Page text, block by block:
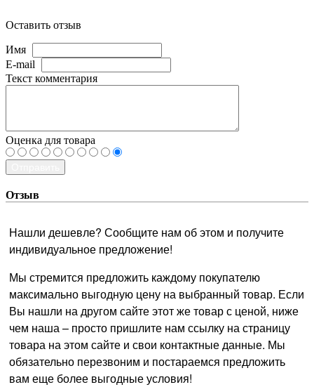
Оставить отзыв
Имя
E-mail
Текст комментария
Оценка для товара
Отзыв
Нашли дешевле? Сообщите нам об этом и получите
индивидуальное предложение!
Мы стремится предложить каждому покупателю
максимально выгодную цену на выбранный товар. Если
Вы нашли на другом сайте этот же товар с ценой, ниже
чем наша – просто пришлите нам ссылку на страницу
товара на этом сайте и свои контактные данные. Мы
обязательно перезвоним и постараемся предложить
вам еще более выгодные условия!